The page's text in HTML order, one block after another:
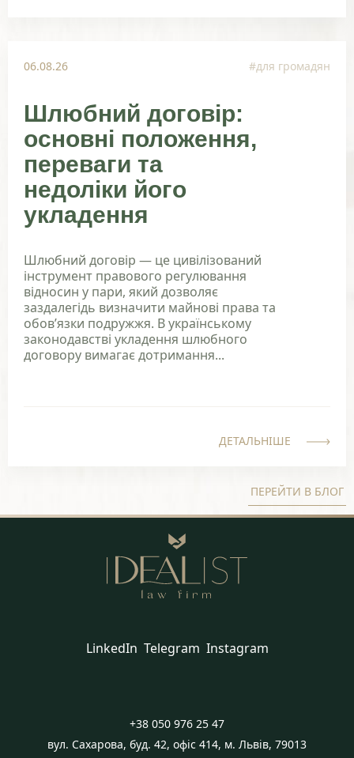
06.08.26 #для громадян
Шлюбний договір:
основні положення,
переваги та
недоліки його
укладення
Шлюбний договір — це цивілізований
інструмент правового регулювання
відносин у пари, який дозволяє
заздалегідь визначити майнові права та
обов’язки подружжя. В українському
законодавстві укладення шлюбного
договору вимагає дотримання...
ДЕТАЛЬНІШЕ
ПЕРЕЙТИ В БЛОГ
LinkedIn Telegram Instagram
+38 050 976 25 47
вул. Сахарова, буд. 42, офіс 414, м. Львів, 79013